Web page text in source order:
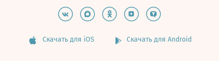
Скачать для iOS Скачать для Android